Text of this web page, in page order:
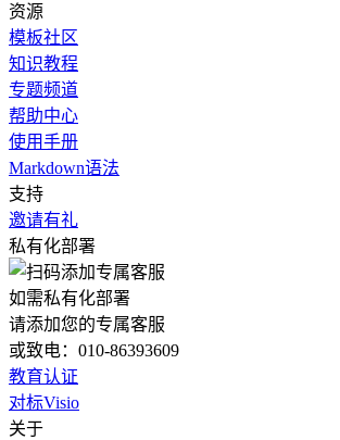
资源
模板社区
知识教程
专题频道
帮助中心
使用手册
Markdown语法
支持
邀请有礼
私有化部署
如需私有化部署
请添加您的专属客服
或致电：010-86393609
教育认证
对标Visio
关于